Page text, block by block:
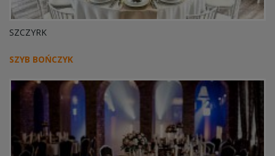
SZCZYRK
SZYB BOŃCZYK